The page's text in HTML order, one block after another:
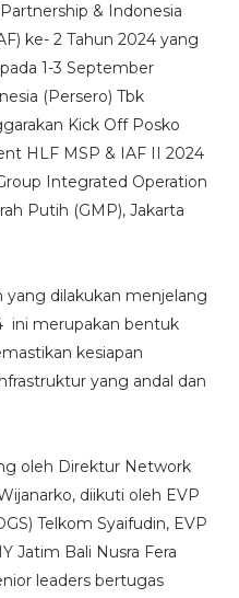
& Indonesia
ke- 2 Tahun 2024 yang
1-3 September
(Persero) Tbk
Kick Off Posko
HLF MSP & IAF II 2024
Integrated Operation
Putih (GMP), Jakarta
yang dilakukan menjelang
ini merupakan bentuk
kesiapan
yang andal dan
oleh Direktur Network
diikuti oleh EVP
Telkom Syaifudin, EVP
Jatim Bali Nusra Fera
leaders bertugas